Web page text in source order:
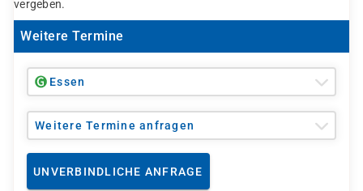
vergeben.
Weitere Termine
Essen
Weitere Termine anfragen
UNVERBINDLICHE ANFRAGE